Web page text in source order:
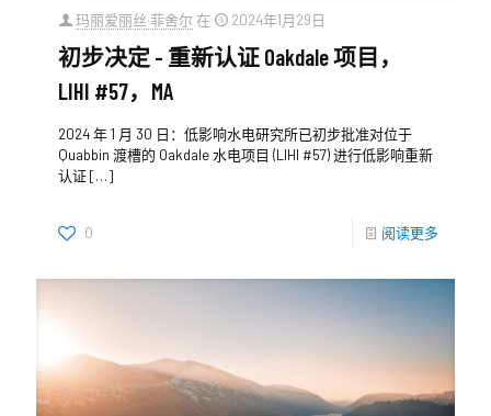
玛丽爱丽丝·菲舍尔 在 2024年1月29日
初步决定 - 重新认证 Oakdale 项目，
LIHI #57，MA
2024 年 1 月 30 日：低影响水电研究所已初步批准对位于
Quabbin 渡槽的 Oakdale 水电项目 (LIHI #57) 进行低影响重新
认证[…]
0 阅读更多